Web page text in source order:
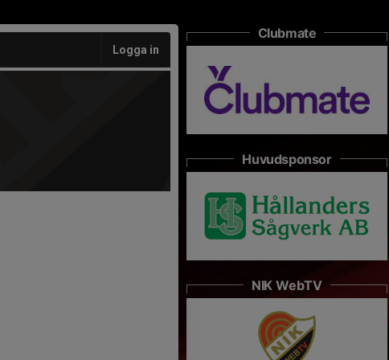
Logga in
Clubmate
Huvudsponsor
NIK WebTV